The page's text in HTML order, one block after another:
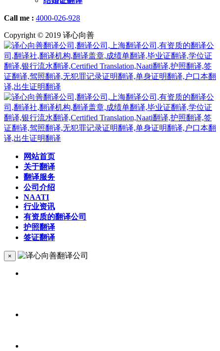
Call me : 4000-026-928
Copyright © 2019 译心向善
网站首页
关于翻译
翻译服务
公司介绍
NAATI
行业资讯
有资质的翻译公司
护照翻译
签证翻译
×